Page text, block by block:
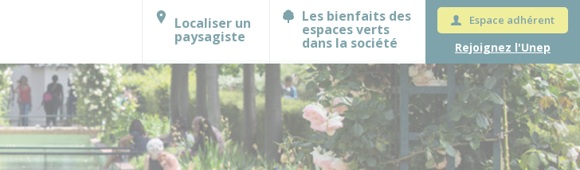
Localiser un
paysagiste
Les bienfaits des
espaces verts
dans la société
Espace adhérent
Rejoignez l'Unep